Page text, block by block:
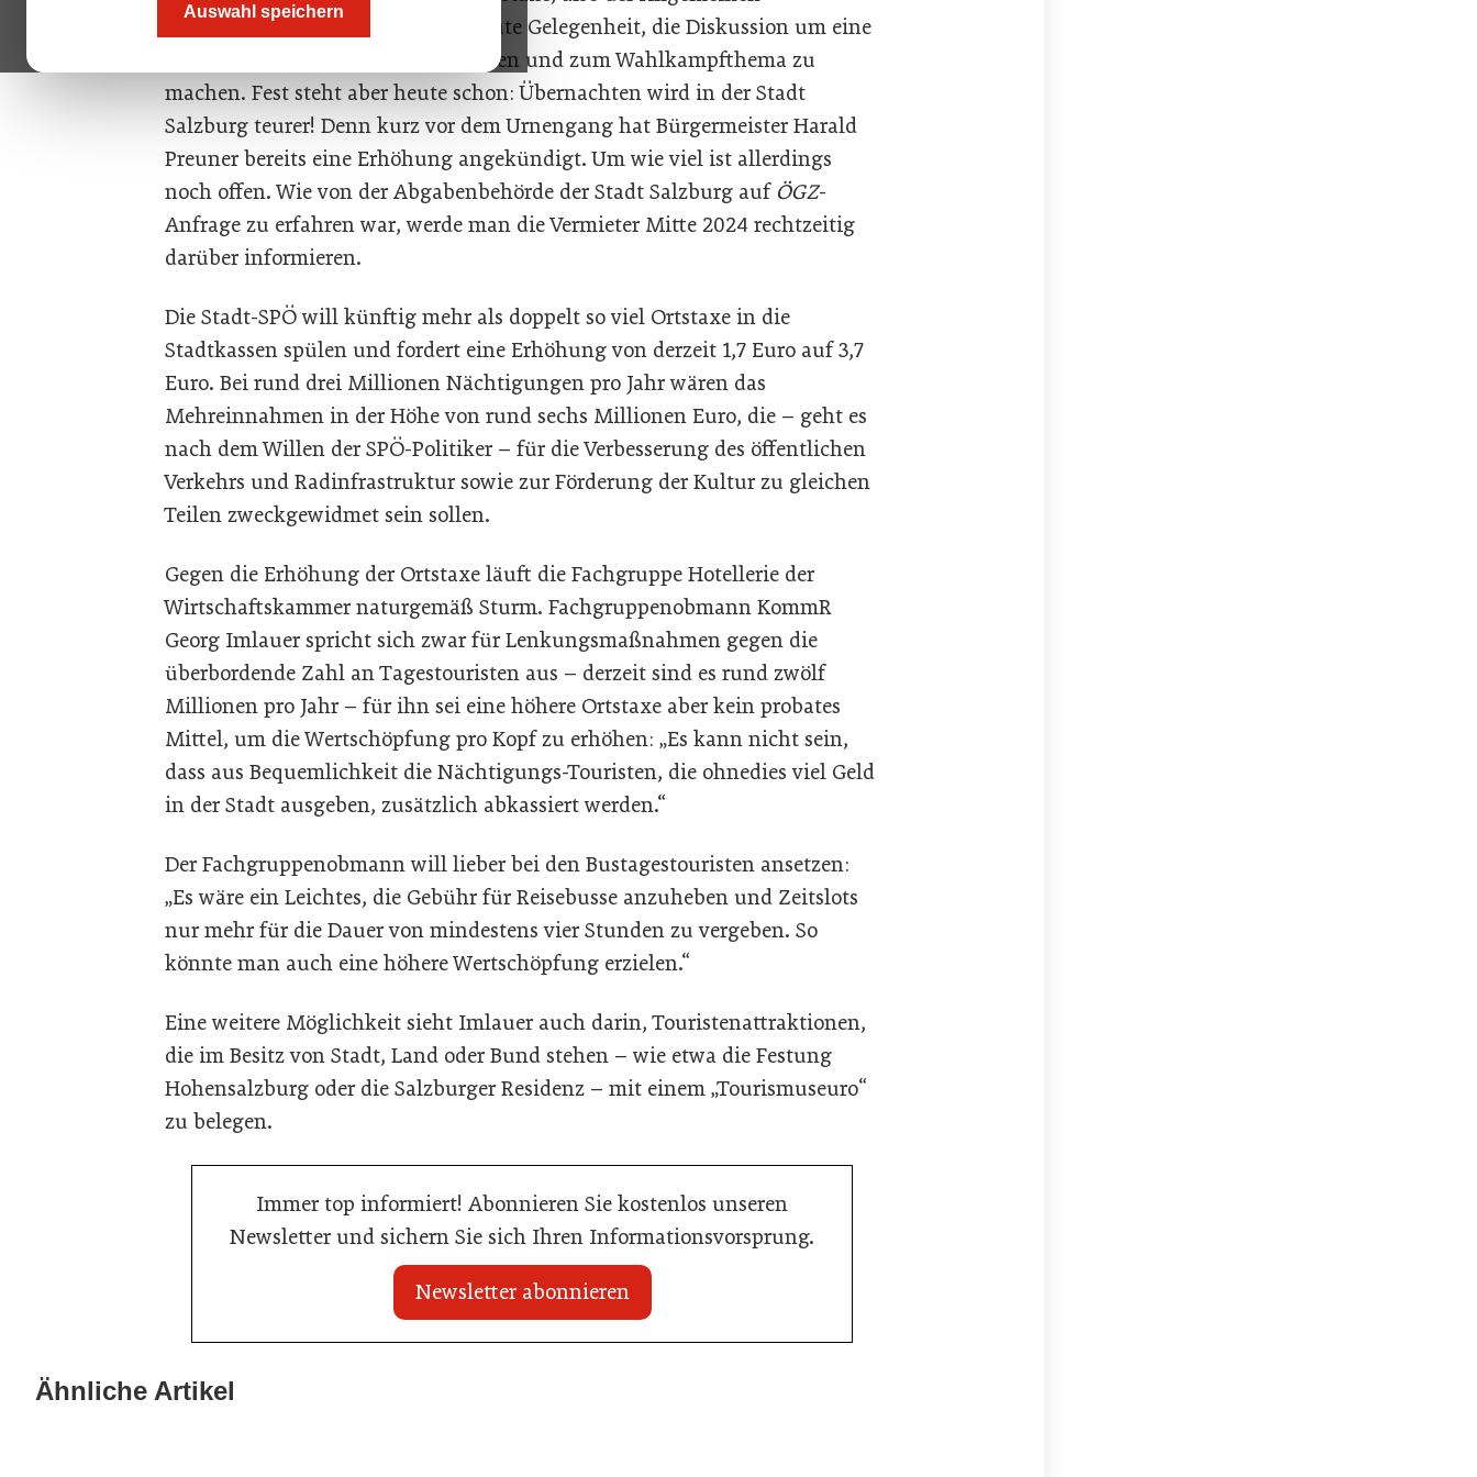
Auswahl speichern
Nächtigungsabgabe, ist das eine gute Gelegenheit, die Diskussion um eine
Anpassung wieder aufleben zu lassen und zum Wahlkampfthema zu
machen. Fest steht aber heute schon: Übernachten wird in der Stadt
Salzburg teurer! Denn kurz vor dem Urnengang hat Bürgermeister Harald
Preuner bereits eine Erhöhung angekündigt. Um wie viel ist allerdings
noch offen. Wie von der Abgabenbehörde der Stadt Salzburg auf ÖGZ-
Anfrage zu erfahren war, werde man die Vermieter Mitte 2024 rechtzeitig
darüber informieren.
Die Stadt-SPÖ will künftig mehr als doppelt so viel Ortstaxe in die
Stadtkassen spülen und fordert eine Erhöhung von derzeit 1,7 Euro auf 3,7
Euro. Bei rund drei Millionen Nächtigungen pro Jahr wären das
Mehreinnahmen in der Höhe von rund sechs Millionen Euro, die – geht es
nach dem Willen der SPÖ-Politiker – für die Verbesserung des öffentlichen
Verkehrs und Radinfrastruktur sowie zur Förderung der Kultur zu gleichen
Teilen zweckgewidmet sein sollen.
Gegen die Erhöhung der Ortstaxe läuft die Fachgruppe Hotellerie der
Wirtschaftskammer naturgemäß Sturm. Fachgruppenobmann KommR
Georg Imlauer spricht sich zwar für Lenkungsmaßnahmen gegen die
überbordende Zahl an Tagestouristen aus – derzeit sind es rund zwölf
Millionen pro Jahr – für ihn sei eine höhere Ortstaxe aber kein probates
Mittel, um die Wertschöpfung pro Kopf zu erhöhen: „Es kann nicht sein,
dass aus Bequemlichkeit die Nächtigungs-Touristen, die ohnedies viel Geld
in der Stadt ausgeben, zusätzlich abkassiert werden.“
Der Fachgruppenobmann will lieber bei den Bustagestouristen ansetzen:
„Es wäre ein Leichtes, die Gebühr für Reisebusse anzuheben und Zeitslots
nur mehr für die Dauer von mindestens vier Stunden zu vergeben. So
könnte man auch eine höhere Wertschöpfung erzielen.“
Eine weitere Möglichkeit sieht Imlauer auch darin, Touristenattraktionen,
die im Besitz von Stadt, Land oder Bund stehen – wie etwa die Festung
Hohensalzburg oder die Salzburger Residenz – mit einem „Tourismuseuro“
zu belegen.
Immer top informiert! Abonnieren Sie kostenlos unseren
Newsletter und sichern Sie sich Ihren Informationsvorsprung.
Newsletter abonnieren
Ähnliche Artikel
Travel Start-up Night 2026: Beste